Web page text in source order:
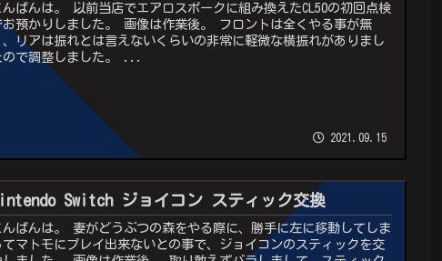
んばんは。 以前当店でエアロスポークに組み換えたCL50の初回点検
お預かりしました。 画像は作業後。 フロントは全くやる事が無
、リアは振れとは言えないくらいの非常に軽微な横振れがありまし
ので調整しました。 ...
2021.09.15
Switch ジョイコン スティック交換
んばんは。 妻がどうぶつの森をやる際に、勝手に左に移動してしま
てマトモにプレイ出来ないとの事で、ジョイコンのスティックを交